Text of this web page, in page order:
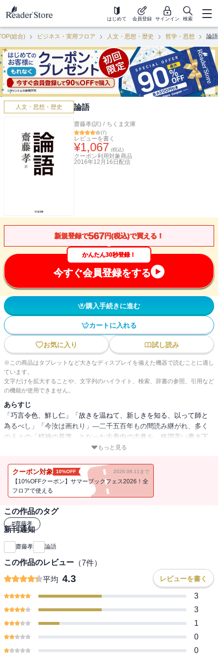
はじめて 会員登録 サインイン 検索
総合) ビジネス・実用フロア 人文・思想・歴史 哲学・思想 論語
人文・思想・歴史 論語
齋藤孝(訳) / ちくま文庫
(7)
レビューを書く
¥1,067 (税込)
クーポン利用対象商品
2016年12月16日 配信
新規登録で567円(税込)で買える！
かんたん30秒登録！
今すぐ会員登録をする
購入手続きに進む
カートに入れる
お気に入り 試し読み
※この商品はタブレットなど大きなディスプレイを備えた機器で読むことに適し
ています。
文字だけを拡大することや、文字列のハイライト、検索、辞書の参照、引用など
の機能が使用できません。
あらすじ
「巧言令色、鮮し仁」「故きを温ねて、新しきを知る、以って師と
為るべし」「今汝は画れり」―二千五百年もの間読み継がれ、多く
の人々の「精神の基準」となった古典中の古典を、格調高い書き下
ろし文で心に刻み、達意の現代語訳で味わう。温かく、刺激的で、
こでも、生き生きとした精神に出会うことができる新定番の一冊。
もっと見る
クーポン対象 10%OFF 2026.08.11まで
【10%OFFクーポン】サマーブックフェス2026！全
フロアで使える
この作品のタグ
#齋藤孝
新刊通知
齋藤孝 論語
この作品のレビュー （7件）
平均 4.3 レビューを書く
3
3
1
0
0